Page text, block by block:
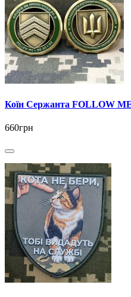
Коїн Сержанта FOLLOW
660грн